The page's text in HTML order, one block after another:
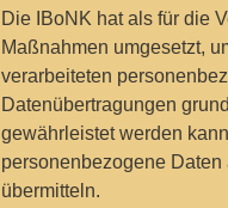
Die IBoNK hat als für die
Maßnahmen umgesetzt,
verarbeiteten
Datenübertragungen
gewährleistet werden
personenbezogene
übermitteln.